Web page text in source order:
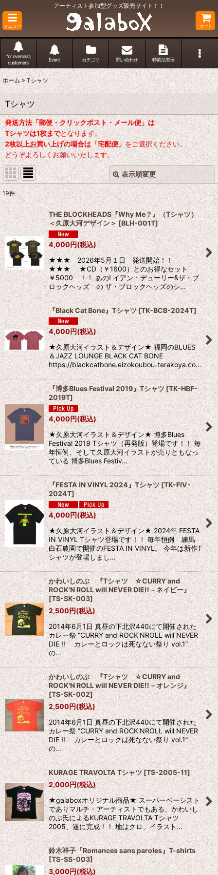
アーティスト参加型グッズ販売サイト！！
メニュー カート
for overseas
customers
Event カテゴリ 問い合わせ 特商法表示
ホーム > Tシャツ
Tシャツ
発送方法「郵便・クリックポスト・メール便」は
Tシャツは1枚までとなります。
2枚以上お買い上げの場合は「宅配便」をご選択ください。
どうぞよろしくお願いいたします。
表示順変更
表示数:
並び順:
絞り込む
閉じる
19件
THE BLOCKHEADS『Why Me？』（Tシャツ）
＜久原大河デザイン＞ [BLH-001T]
4,000円(税込)
★★★ 2026年5月１日 発送開始！！
★★★ ★CD（￥1600）とのお得なセット
￥5000 ！！ あの! イアン・デューリー&ザ・ブ
ロックヘッズ の ザ・ブロックヘッズのシ…
『Black Cat Bone』Tシャツ[TK-BCB-2024T]
4,000円(税込)
★久原大河イラスト＆デザイン★ 福岡のBLUES
＆JAZZ LOUNGE BLACK CAT BONE
https://blackcatbone.eizokoubou-terakoya.co…
『博多Blues Festival 2019』Tシャツ[TK-HBF-
2019T]
4,000円(税込)
★久原大河イラスト＆デザイン★ 博多Blues
Festival 2019 Tシャツ（再発版）登場です！！ 毎
年恒例、そして久原大河イラストが売りともなっ
ている 博多Blues Festiv…
『FESTA IN VINYL 2024』Tシャツ[TK-FIV-
2024T]
4,000円(税込)
★久原大河イラスト＆デザイン★ 2024年 FESTA
IN VINYL Tシャツ登場です！！ 毎年恒例 練馬
白石農園で開催のFESTA IN VINYL。 今年は新作T
シャツが登場しまし…
かわいしのぶ 『Tシャツ ☆CURRY and
ROCK'N ROLL will NEVER DIE!!－ネイビー』
[TS-SK-003]
2,500円(税込)
2014年6月1日 真昼の下北沢440にて開催された
カレー祭 ”CURRY and ROCK'NROLL will NEVER
DIE !! カレーとロックは死なない祭り vol.1”
の…
かわいしのぶ 『Tシャツ ☆CURRY and
ROCK'N ROLL will NEVER DIE!!－オレンジ』
[TS-SK-002]
2,500円(税込)
2014年6月1日 真昼の下北沢440にて開催された
カレー祭 ”CURRY and ROCK'NROLL will NEVER
DIE !! カレーとロックは死なない祭り vol.1”
の…
KURAGE TRAVOLTA Tシャツ[TS-2005-11]
2,000円(税込)
★galaboxオリジナル商品★ スーパーベーシスト
でありマルチ・アーティストでもある、かわいし
のぶ氏によるKURAGE TRAVOLTA Tシャツ
2005、遂に完成！！ 地はクロ、イラスト…
鈴木祥子『Romances sans paroles』T-shirts
[TS-SS-003]
3,000円(税込)